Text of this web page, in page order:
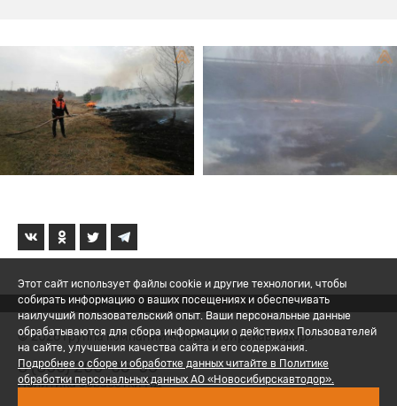
© 2026 Группа компаний «Новосибирскавтодор»
8 (800) 200-05-06
Политика обработки ПД
Этот сайт использует файлы cookie и другие технологии, чтобы
собирать информацию о ваших посещениях и обеспечивать
наилучший пользовательский опыт. Ваши персональные данные
обрабатываются для сбора информации о действиях Пользователей
на сайте, улучшения качества сайта и его содержания.
Подробнее о сборе и обработке данных читайте в Политике
обработки персональных данных АО «Новосибирскавтодор».